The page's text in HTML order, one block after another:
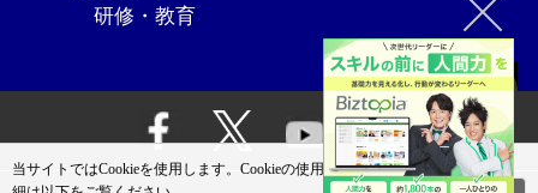
研修・教育
当サイトではCookieを使用します。Cookieの使用に関する詳